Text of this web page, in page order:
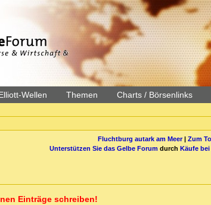
Wellen Themen Charts / Börsenlinks
Fluchtburg autark am Meer| Zum
Unterstützen Sie das Gelbe Forum durch Käufe
Einträge schreiben!